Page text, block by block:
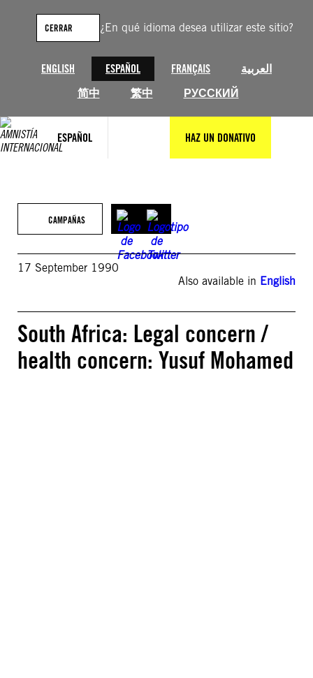
¿En qué idioma desea utilizar este sitio?
ENGLISH ESPAÑOL FRANÇAIS
العربية
简中
繁中 РУССКИЙ
CERRAR
ESPAÑOL HAZ UN DONATIVO
contenido
CAMPAÑAS
17 September 1990
Also available in English
South Africa: Legal concern /
health concern: Yusuf Mohamed